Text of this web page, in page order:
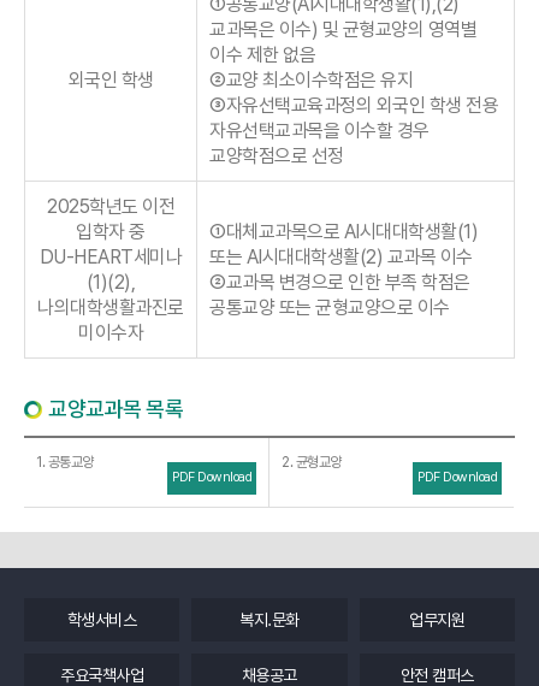
외국인 학생
교과목은 이수) 및 균형교양의 영역별
이수 제한 없음
②교양 최소이수학점은 유지
③자유선택교육과정의 외국인 학생 전용
자유선택교과목을 이수할 경우
교양학점으로 선정
2025학년도 이전
입학자 중
DU-HEART세미나
(1)(2),
나의대학생활과진로
미이수자
①대체교과목으로 AI시대대학생활(1)
또는 AI시대대학생활(2) 교과목 이수
②교과목 변경으로 인한 부족 학점은
공통교양 또는 균형교양으로 이수
교양교과목 목록
1. 공통교양
PDF Download
2. 균형교양
PDF Download
학생서비스 복지.문화 업무지원
주요국책사업 채용공고 안전 캠퍼스